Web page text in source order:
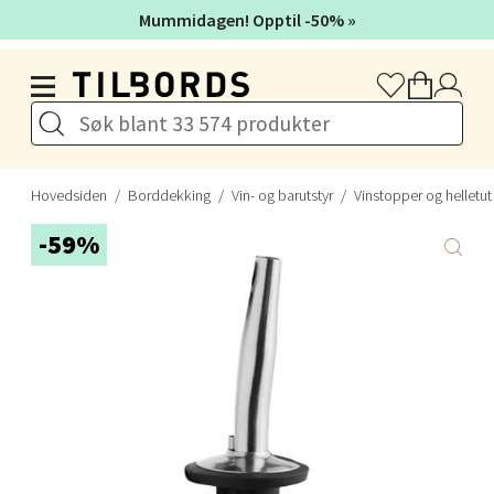
Hovedsiden Borddekking Vin- og barutstyr Vinstopper og helletut
-59%
Mummidagen! Opptil -50% »
Velg
Kristiansand - Markens
Lillemarkens markensgate 25B, 4611 Kristiansand
Åpent i dag 09-18
Oslo - Linderud